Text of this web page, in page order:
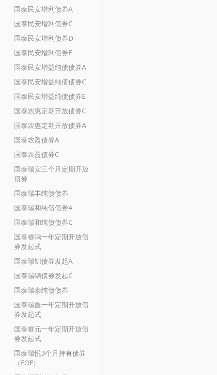
国泰民安增利债券A
国泰民安增利债券C
国泰民安增利债券D
国泰民安增利债券F
国泰民安增益纯债债券A
国泰民安增益纯债债券C
国泰民安增益纯债债券E
国泰农惠定期开放债券C
国泰农惠定期开放债券A
国泰农盈债券A
国泰农盈债券C
国泰瑞安三个月定期开放
债券
国泰瑞丰纯债债券
国泰瑞和纯债债券A
国泰瑞和纯债债券C
国泰睿鸿一年定期开放债
券发起式
国泰瑞锦债券发起A
国泰瑞锦债券发起C
国泰瑞泰纯债债券
国泰瑞鑫一年定期开放债
券发起式
国泰睿元一年定期开放债
券发起式
国泰瑞悦3个月持有债券
（FOF）